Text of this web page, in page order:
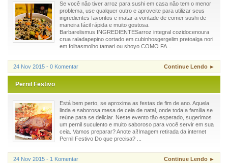
Se você não tiver arroz para sushi em casa não tem o menor
problema, use qualquer outro e aproveite para utilizar seus
ingredientes favoritos e matar a vontade de comer sushi de
maneira fácil rápida e muito gostosa.
Barbarelismus INGREDIENTESarroz integral cozidocenoura
crua raladapepino cortado em cubinhosgergelim pretoalga nori
em folhasmolho tamari ou shoyo COMO FA...
24 Nov 2015 - 0 Komentar Continue Lendo ►
Pernil Festivo
Está bem perto, se aproxima as festas de fim de ano. Aquela
linda e saborosa mesa de ceia de natal, onde toda a família se
reúne para se deliciar. Neste evento tão esperado, sugerimos
um pernil suculento e muito saboroso para você servir em sua
ceia. Vamos preparar? Anote aí!Imagem retirada da internet
Pernil Festivo Do que precisa? ...
24 Nov 2015 - 1 Komentar Continue Lendo ►